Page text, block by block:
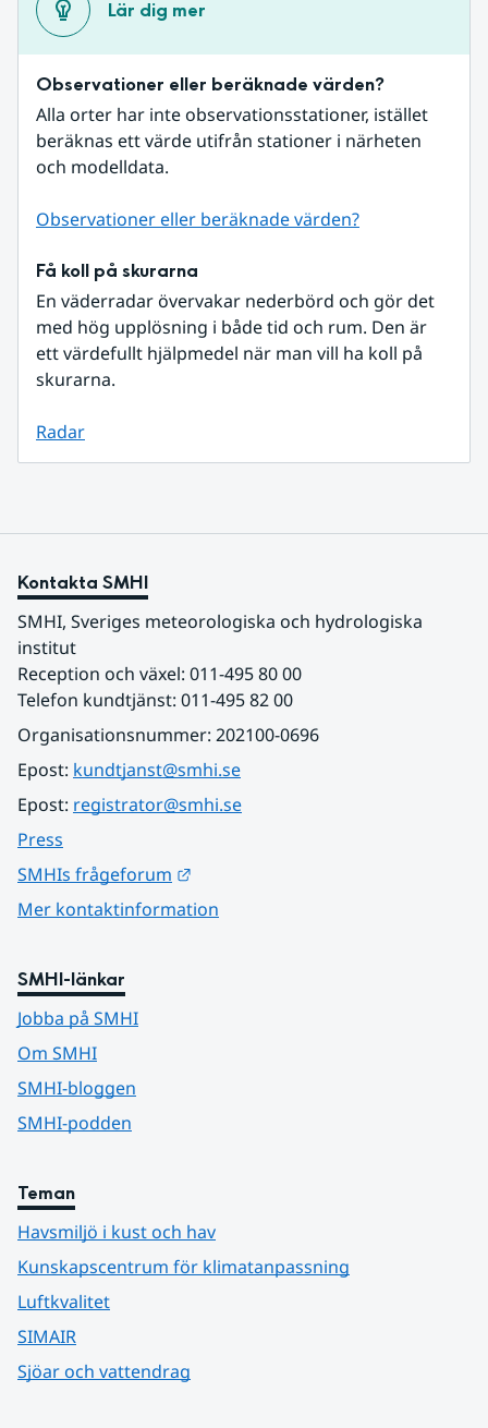
Lär dig mer
Observationer eller beräknade värden?
Alla orter har inte observationsstationer, istället
beräknas ett värde utifrån stationer i närheten
och modelldata.
Observationer eller beräknade värden?
Få koll på skurarna
En väderradar övervakar nederbörd och gör det
med hög upplösning i både tid och rum. Den är
ett värdefullt hjälpmedel när man vill ha koll på
skurarna.
Radar
Kontakta SMHI
SMHI, Sveriges meteorologiska och hydrologiska
institut
Reception och växel: 011-495 80 00
Telefon kundtjänst: 011-495 82 00
Organisationsnummer: 202100-0696
Epost: kundtjanst@smhi.se
Epost: registrator@smhi.se
Press
SMHIs frågeforum
Mer kontaktinformation
SMHI-länkar
Jobba på SMHI
Om SMHI
SMHI-bloggen
SMHI-podden
Teman
Havsmiljö i kust och hav
Kunskapscentrum för klimatanpassning
Luftkvalitet
SIMAIR
Sjöar och vattendrag